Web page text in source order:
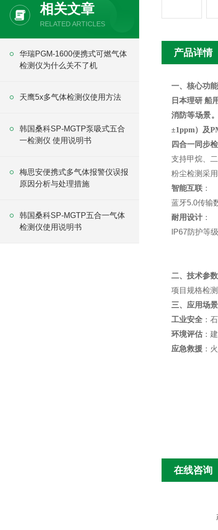
相关文章
RELATED ARTICLES
华瑞PGM-1600便携式可燃气体
检测仪为什么关不了机
天鹰5x多气体检测仪使用方法
韩国桑科SP-MGTP泵吸式五合
一检测仪 使用说明书
梅思安便携式多气体报警仪误报
原因分析与处理措施
韩国桑科SP-MGTP五合一气体
检测仪使用说明书
产品详情
一、核心功能
日本理研 船
消防等场景
±1ppm）及
四合一同步
支持甲烷、
粉尘检测采
智能互联：
蓝牙5.0传输
耐用设计：
IP67防护等
二、技术参数
项目规格检
三、应用场景
工业安全：
环境评估：
应急救援：
在线咨询